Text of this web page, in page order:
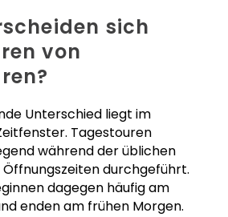
sich
von
Unterschied liegt im
Tagestouren
während der üblichen
durchgeführt.
dagegen häufig am
enden am frühen Morgen.